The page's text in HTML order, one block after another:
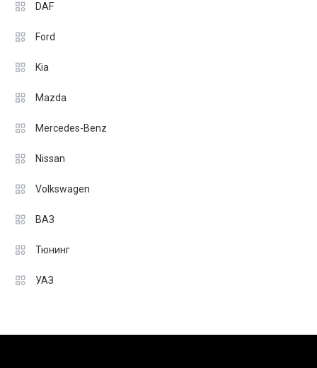
DAF
Ford
Kia
Mazda
Mercedes-Benz
Nissan
Volkswagen
ВАЗ
Тюнинг
УАЗ